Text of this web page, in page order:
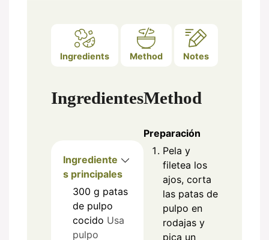
Ingredients Method Notes
Ingredientes
Ingrediente
s principales
300 g patas
de pulpo
cocido Usa
pulpo
Method
Preparación
Pela y
filetea los
ajos, corta
las patas de
pulpo en
rodajas y
pica un